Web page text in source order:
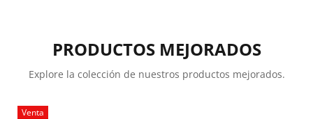
PRODUCTOS MEJORADOS
Explore la colección de nuestros productos mejorados.
Venta